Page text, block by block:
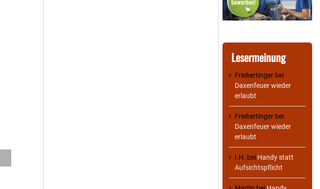
Lesermeinung
Friebertinger bei
Daxenfeuer wieder
erlaubt
Friebertinger bei
Daxenfeuer wieder
erlaubt
I.H. bei Handy statt
Aufsichtspflicht